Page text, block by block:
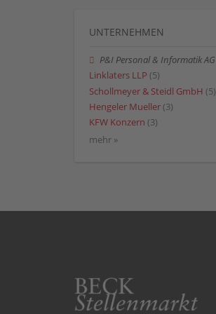
UNTERNEHMEN
P&I Personal & Informatik AG
Linklaters LLP (5)
Schollmeyer & Steidl GmbH (5)
Hengeler Mueller (3)
KFW Konzern (3)
mehr »